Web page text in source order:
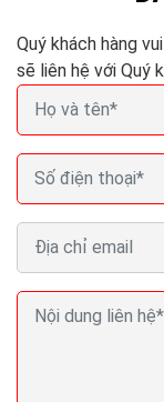
Quý khách hàng
sẽ liên hệ với Quý